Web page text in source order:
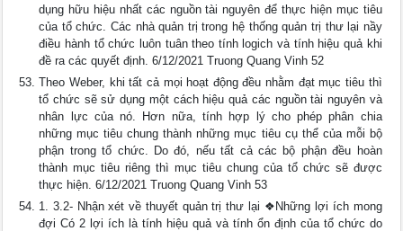
dụng hữu hiệu nhất các nguồn tài nguyên để thực hiện mục tiêu
của tổ chức. Các nhà quản trị trong hệ thống quản trị thư lại nầy
điều hành tổ chức luôn tuân theo tính logich và tính hiệu quả khi
đề ra các quyết định. 6/12/2021 Truong Quang Vinh 52
Theo Weber, khi tất cả mọi hoạt động đều nhằm đạt mục tiêu thì
tổ chức sẽ sử dụng một cách hiệu quả các nguồn tài nguyên và
nhân lực của nó. Hơn nữa, tính hợp lý cho phép phân chia
những mục tiêu chung thành những mục tiêu cụ thể của mỗi bộ
phận trong tổ chức. Do đó, nếu tất cả các bộ phận đều hoàn
thành mục tiêu riêng thì mục tiêu chung của tổ chức sẽ được
thực hiện. 6/12/2021 Truong Quang Vinh 53
1. 3.2- Nhận xét về thuyết quản trị thư lại ❖Những lợi ích mong
đợi Có 2 lợi ích là tính hiệu quả và tính ổn định của tổ chức do